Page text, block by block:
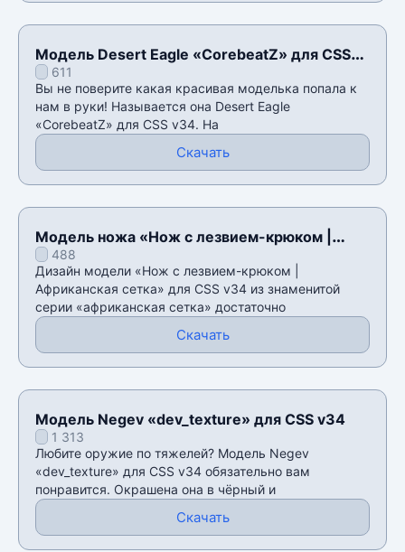
Модель Desert Eagle «CorebeatZ» для CSS
v34611
Вы не поверите какая красивая моделька попала к
нам в руки! Называется она Desert Eagle
«CorebeatZ» для CSS v34. На
Скачать
Модель ножа «Нож с лезвием-крюком |
Африканская сетка» для CSS v34
488
Дизайн модели «Нож с лезвием-крюком |
Африканская сетка» для CSS v34 из знаменитой
серии «африканская сетка» достаточно
Скачать
Модель Negev «dev_texture» для CSS v34
1 313
Любите оружие по тяжелей? Модель Negev
«dev_texture» для CSS v34 обязательно вам
понравится. Окрашена она в чёрный и
Скачать